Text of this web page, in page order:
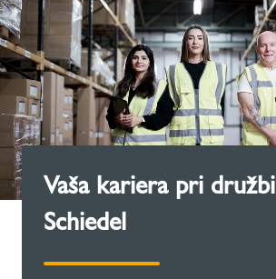
Vaša kariera pri družbi
Schiedel